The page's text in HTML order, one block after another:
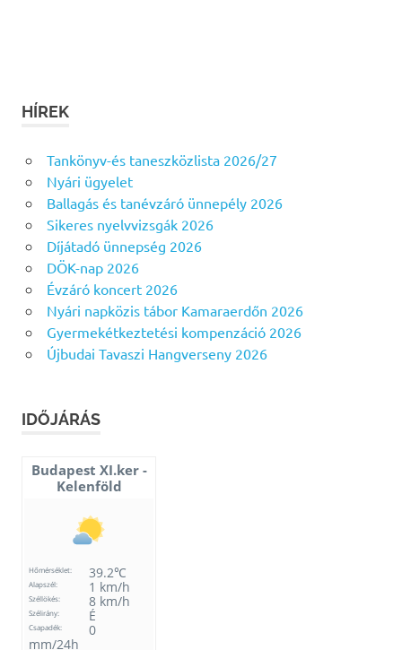
HÍREK
Tankönyv-és taneszközlista 2026/27
Nyári ügyelet
Ballagás és tanévzáró ünnepély 2026
Sikeres nyelvvizsgák 2026
Díjátadó ünnepség 2026
DÖK-nap 2026
Évzáró koncert 2026
Nyári napközis tábor Kamaraerdőn 2026
Gyermekétkeztetési kompenzáció 2026
Újbudai Tavaszi Hangverseny 2026
IDŐJÁRÁS